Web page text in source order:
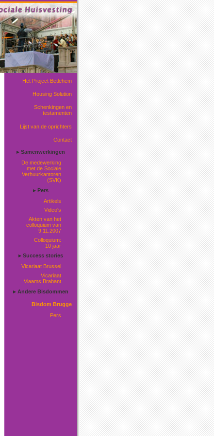
Het Project Betlehem
Housing Solution
Schenkingen en
testamenten
Lijst van de oprichters
Contact
▸ Samenwerkingen
De medewerking
met de Sociale
Verhuurkantoren
(SVK)
▸ Pers
Artikels
Video's
Akten van het
colloquium van
9.11.2007
Colloquium:
10 jaar
▸ Success stories
Vicariaat Brussel
Vicariaat
Vlaams Brabant
▸ Andere Bisdommen
Bisdom Brugge
Pers